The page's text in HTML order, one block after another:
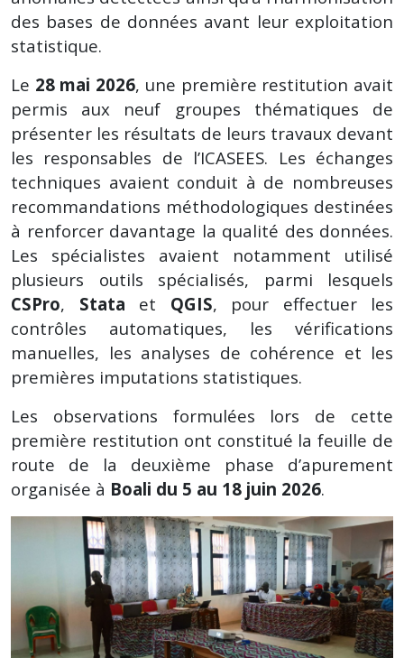
des bases de données avant leur exploitation
statistique.
Le 28 mai 2026, une première restitution avait
permis aux neuf groupes thématiques de
présenter les résultats de leurs travaux devant
les responsables de l’ICASEES. Les échanges
techniques avaient conduit à de nombreuses
recommandations méthodologiques destinées
à renforcer davantage la qualité des données.
Les spécialistes avaient notamment utilisé
plusieurs outils spécialisés, parmi lesquels
CSPro, Stata et QGIS, pour effectuer les
contrôles automatiques, les vérifications
manuelles, les analyses de cohérence et les
premières imputations statistiques.
Les observations formulées lors de cette
première restitution ont constitué la feuille de
route de la deuxième phase d’apurement
organisée à Boali du 5 au 18 juin 2026.